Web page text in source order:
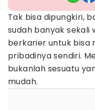
Tak bisa dipungkiri,
sudah banyak sekali
berkarier untuk bisa
pribadinya sendiri.
bukanlah sesuatu
mudah.